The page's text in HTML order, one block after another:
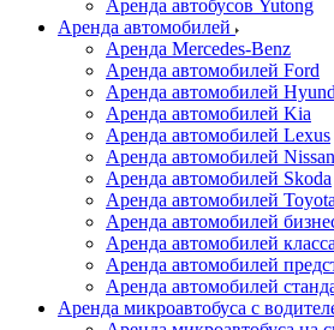
Аренда автобусов Yutong
Аренда автомобилей
Аренда Mercedes-Benz
Аренда автомобилей Ford
Аренда автомобилей
Аренда автомобилей Kia
Аренда автомобилей Lexus
Аренда автомобилей Nissan
Аренда автомобилей Skoda
Аренда автомобилей Toyota
Аренда автомобилей
Аренда автомобилей
Аренда автомобилей
Аренда автомобилей
Аренда микроавтобуса с